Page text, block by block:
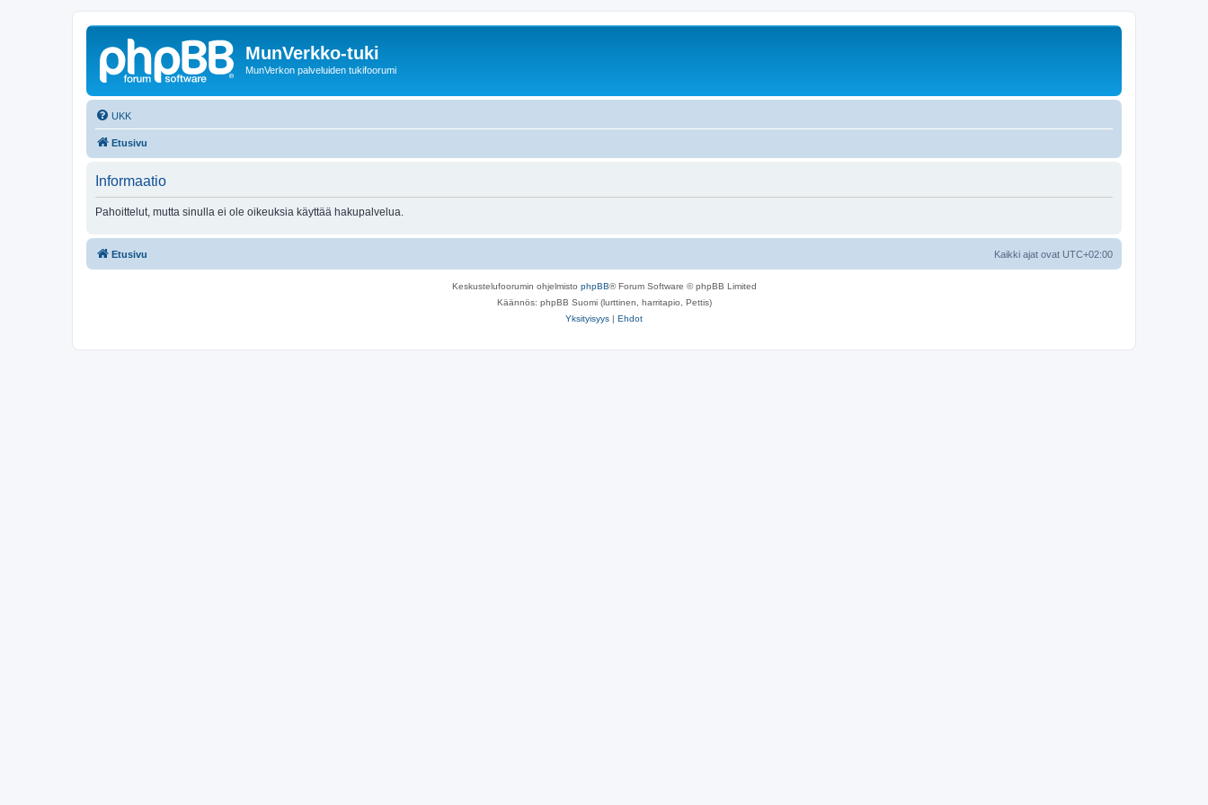
MunVerkko-tuki
MunVerkon palveluiden tukifoorumi
UKK
Etusivu
Informaatio
Pahoittelut, mutta sinulla ei ole oikeuksia käyttää hakupalvelua.
Etusivu Kaikki ajat ovat UTC+02:00
Keskustelufoorumin ohjelmisto phpBB® Forum Software © phpBB Limited
Käännös: phpBB Suomi (lurttinen, harritapio, Pettis)
Yksityisyys | Ehdot